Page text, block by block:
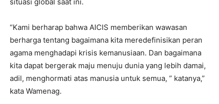
“Kami berharap bahwa AICIS memberikan wawasan
berharga tentang bagaimana kita meredefinisikan peran
agama menghadapi krisis kemanusiaan. Dan bagaimana
kita dapat bergerak maju menuju dunia yang lebih damai,
adil, menghormati atas manusia untuk semua, ” katanya,”
kata Wamenag.